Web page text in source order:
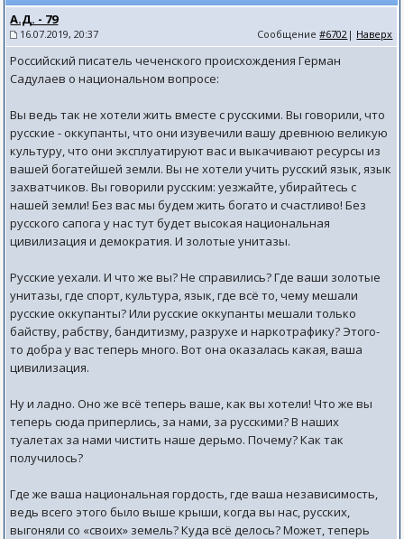
А.Д. - 79
16.07.2019, 20:37 Сообщение#6702 | Наверх
Российский писатель чеченского происхождения Герман
Садулаев о национальном вопросе:
Вы ведь так не хотели жить вместе с русскими. Вы говорили, что
русские - оккупанты, что они изувечили вашу древнюю великую
культуру, что они эксплуатируют вас и выкачивают ресурсы из
вашей богатейшей земли. Вы не хотели учить русский язык, язык
захватчиков. Вы говорили русским: уезжайте, убирайтесь с
нашей земли! Без вас мы будем жить богато и счастливо! Без
русского сапога у нас тут будет высокая национальная
цивилизация и демократия. И золотые унитазы.
Русские уехали. И что же вы? Не справились? Где ваши золотые
унитазы, где спорт, культура, язык, где всё то, чему мешали
русские оккупанты? Или русские оккупанты мешали только
байству, рабству, бандитизму, разрухе и наркотрафику? Этого-
то добра у вас теперь много. Вот она оказалась какая, ваша
цивилизация.
Ну и ладно. Оно же всё теперь ваше, как вы хотели! Что же вы
теперь сюда приперлись, за нами, за русскими? В наших
туалетах за нами чистить наше дерьмо. Почему? Как так
получилось?
Где же ваша национальная гордость, где ваша независимость,
ведь всего этого было выше крыши, когда вы нас, русских,
выгоняли со «своих» земель? Куда всё делось? Может, теперь